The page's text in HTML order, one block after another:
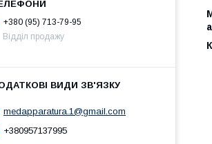
+380 (95) 713-79-95
Відділ продажу
medapparatura.1@gmail.com
+380957137995